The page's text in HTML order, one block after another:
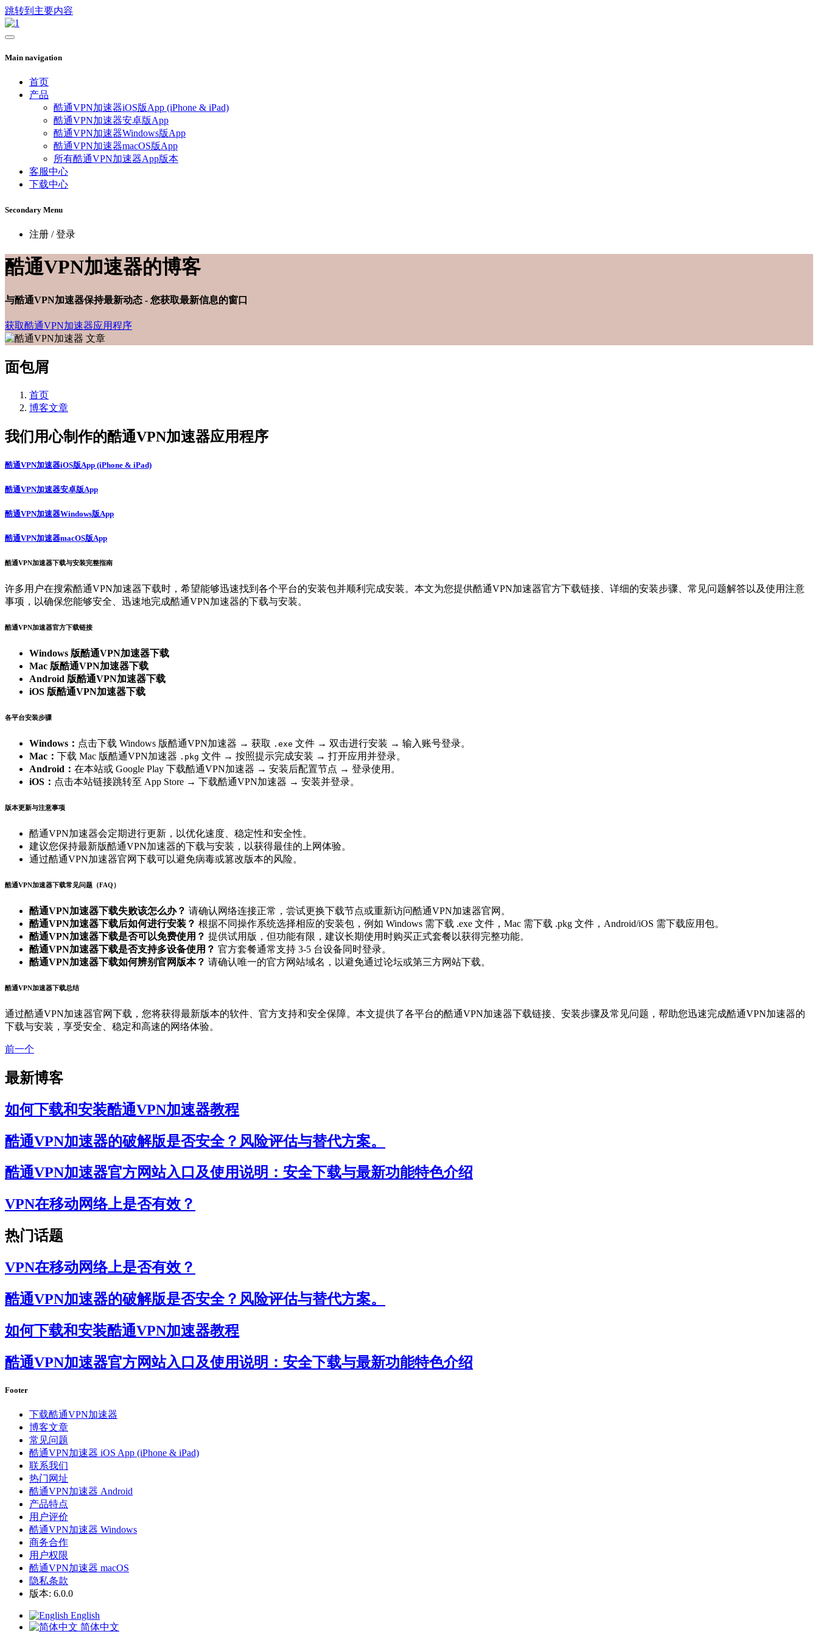
跳转到主要内容
Main navigation
首页
产品
酷通VPN加速器iOS版App (iPhone & iPad)
酷通VPN加速器安卓版App
酷通VPN加速器Windows版App
酷通VPN加速器macOS版App
所有酷通VPN加速器App版本
客服中心
下载中心
Secondary Menu
注册 / 登录
酷通VPN加速器的博客
与酷通VPN加速器保持最新动态 - 您获取最新信息的窗口
获取酷通VPN加速器应用程序
面包屑
首页
博客文章
我们用心制作的酷通VPN加速器应用程序
酷通VPN加速器iOS版App (iPhone & iPad)
酷通VPN加速器安卓版App
酷通VPN加速器Windows版App
酷通VPN加速器macOS版App
酷通VPN加速器下载与安装完整指南
许多用户在搜索酷通VPN加速器下载时，希望能够迅速找到各个平台的安装包并顺利完成安装。本文为您提供酷通VPN加速器官方下载链接、详细的安装步骤、常见问题解答以及使用注意
事项，以确保您能够安全、迅速地完成酷通VPN加速器的下载与安装。
酷通VPN加速器官方下载链接
Windows 版酷通VPN加速器下载
Mac 版酷通VPN加速器下载
Android 版酷通VPN加速器下载
iOS 版酷通VPN加速器下载
各平台安装步骤
Windows： 点击下载 Windows 版酷通VPN加速器 → 获取 .exe 文件 → 双击进行安装 → 输入账号登录。
Mac： 下载 Mac 版酷通VPN加速器 .pkg 文件 → 按照提示完成安装 → 打开应用并登录。
Android： 在本站或 Google Play 下载酷通VPN加速器 → 安装后配置节点 → 登录使用。
iOS： 点击本站链接跳转至 App Store → 下载酷通VPN加速器 → 安装并登录。
版本更新与注意事项
酷通VPN加速器会定期进行更新，以优化速度、稳定性和安全性。
建议您保持最新版酷通VPN加速器的下载与安装，以获得最佳的上网体验。
通过酷通VPN加速器官网下载可以避免病毒或篡改版本的风险。
酷通VPN加速器下载常见问题（FAQ）
酷通VPN加速器下载失败该怎么办？ 请确认网络连接正常，尝试更换下载节点或重新访问酷通VPN加速器官网。
酷通VPN加速器下载后如何进行安装？ 根据不同操作系统选择相应的安装包，例如 Windows 需下载 .exe 文件，Mac 需下载 .pkg 文件，Android/iOS 需下载应用包。
酷通VPN加速器下载是否可以免费使用？ 提供试用版，但功能有限，建议长期使用时购买正式套餐以获得完整功能。
酷通VPN加速器下载是否支持多设备使用？ 官方套餐通常支持 3-5 台设备同时登录。
酷通VPN加速器下载如何辨别官网版本？ 请确认唯一的官方网站域名，以避免通过论坛或第三方网站下载。
酷通VPN加速器下载总结
通过酷通VPN加速器官网下载，您将获得最新版本的软件、官方支持和安全保障。本文提供了各平台的酷通VPN加速器下载链接、安装步骤及常见问题，帮助您迅速完成酷通VPN加速器的
下载与安装，享受安全、稳定和高速的网络体验。
前一个
最新博客
如何下载和安装酷通VPN加速器教程
酷通VPN加速器的破解版是否安全？风险评估与替代方案。
酷通VPN加速器官方网站入口及使用说明：安全下载与最新功能特色介绍
VPN在移动网络上是否有效？
热门话题
VPN在移动网络上是否有效？
酷通VPN加速器的破解版是否安全？风险评估与替代方案。
如何下载和安装酷通VPN加速器教程
酷通VPN加速器官方网站入口及使用说明：安全下载与最新功能特色介绍
Footer
下载酷通VPN加速器
博客文章
常见问题
酷通VPN加速器 iOS App (iPhone & iPad)
联系我们
热门网址
酷通VPN加速器 Android
产品特点
用户评价
酷通VPN加速器 Windows
商务合作
用户权限
酷通VPN加速器 macOS
隐私条款
版本: 6.0.0
English
简体中文